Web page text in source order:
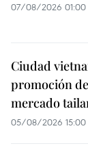
07/08/2026 01:00
Ciudad
promoción
mercado
05/08/2026 15:00